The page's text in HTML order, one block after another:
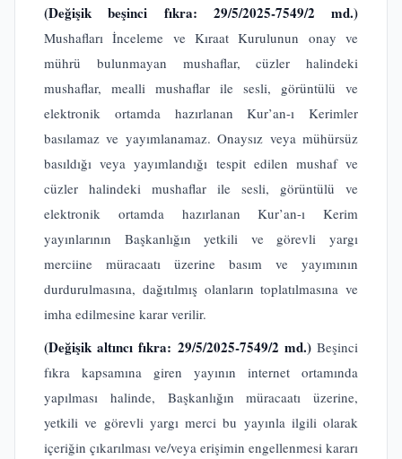
(Değişik beşinci fıkra: 29/5/2025-7549/2 md.)
Mushafları İnceleme ve Kıraat Kurulunun onay ve
mührü bulunmayan mushaflar, cüzler halindeki
mushaflar, mealli mushaflar ile sesli, görüntülü ve
elektronik ortamda hazırlanan Kur’an-ı Kerimler
basılamaz ve yayımlanamaz. Onaysız veya mühürsüz
basıldığı veya yayımlandığı tespit edilen mushaf ve
cüzler halindeki mushaflar ile sesli, görüntülü ve
elektronik ortamda hazırlanan Kur’an-ı Kerim
yayınlarının Başkanlığın yetkili ve görevli yargı
merciine müracaatı üzerine basım ve yayımının
durdurulmasına, dağıtılmış olanların toplatılmasına ve
imha edilmesine karar verilir.
(Değişik altıncı fıkra: 29/5/2025-7549/2 md.)Beşinci
fıkra kapsamına giren yayının internet ortamında
yapılması halinde, Başkanlığın müracaatı üzerine,
yetkili ve görevli yargı merci bu yayınla ilgili olarak
içeriğin çıkarılması ve/veya erişimin engellenmesi kararı